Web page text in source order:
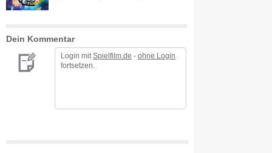
Dein Kommentar
Login mit Spielfilm.de - ohne Login
fortsetzen.